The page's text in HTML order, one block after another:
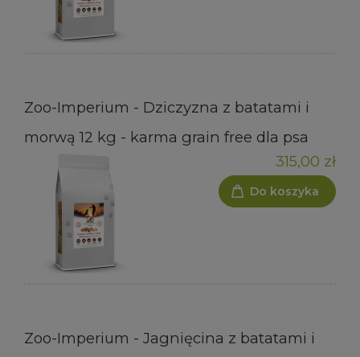
Zoo-Imperium - Dziczyzna z batatami i
morwą 12 kg - karma grain free dla psa
315,00 zł
Do koszyka
Zoo-Imperium - Jagnięcina z batatami i